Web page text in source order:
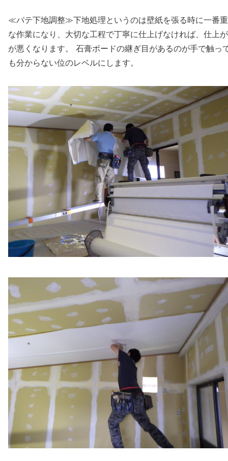
≪パテ下地調整≫下地処理というのは壁紙を張る時に一番
な作業になり、大切な工程で丁寧に仕上げなければ、仕上
が悪くなります。 石膏ボードの継ぎ目があるのが手で触っ
も分からない位のレベルにします。